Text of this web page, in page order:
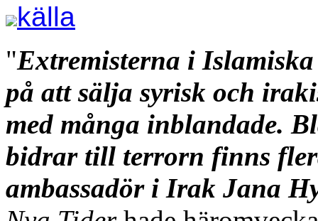
källa
"Extremisterna i
på att sälja syrisk och
med många inblandade.
bidrar till terrorn finns
ambassadör i Irak Jana